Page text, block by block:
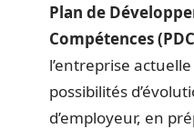
Plan de
Compétences
l’entreprise
possibilités
d’employeur, en